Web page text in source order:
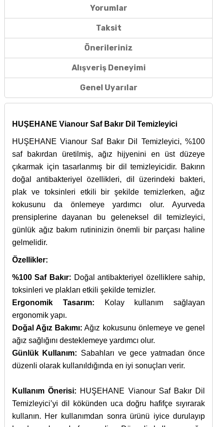
Yorumlar
Taksit
Önerileriniz
Alışveriş Deneyimi
Genel Uyarılar
HUŞEHANE Vianour Saf Bakır Dil Temizleyici
HUŞEHANE Vianour Saf Bakır Dil Temizleyici, %100
saf bakırdan üretilmiş, ağız hijyenini en üst düzeye
çıkarmak için tasarlanmış bir dil temizleyicidir. Bakırın
doğal antibakteriyel özellikleri, dil üzerindeki bakteri,
plak ve toksinleri etkili bir şekilde temizlerken, ağız
kokusunu da önlemeye yardımcı olur. Ayurveda
prensiplerine dayanan bu geleneksel dil temizleyici,
günlük ağız bakım rutininizin önemli bir parçası haline
gelmelidir.
Özellikler:
%100 Saf Bakır: Doğal antibakteriyel özelliklere sahip,
toksinleri ve plakları etkili şekilde temizler.
Ergonomik Tasarım: Kolay kullanım sağlayan
ergonomik yapı.
Doğal Ağız Bakımı: Ağız kokusunu önlemeye ve genel
ağız sağlığını desteklemeye yardımcı olur.
Günlük Kullanım: Sabahları ve gece yatmadan önce
düzenli olarak kullanıldığında en iyi sonuçları verir.
Kullanım Önerisi: HUŞEHANE Vianour Saf Bakır Dil
Temizleyici’yi dil kökünden uca doğru hafifçe sıyırarak
kullanın. Her kullanımdan sonra ürünü iyice durulayıp